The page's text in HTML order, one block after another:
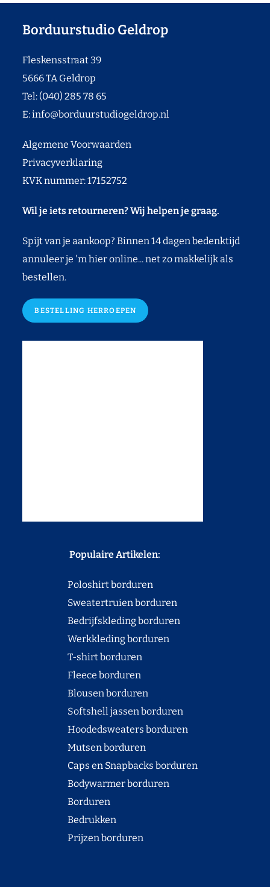
Borduurstudio Geldrop
Fleskensstraat 39
5666 TA Geldrop
Tel: (040) 285 78 65
E:info@borduurstudiogeldrop.nl
Algemene Voorwaarden
Privacyverklaring
KVK nummer: 17152752
Wil je iets retourneren? Wij helpen je graag.
Spijt van je aankoop? Binnen 14 dagen bedenktijd
annuleer je 'm hier online... net zo makkelijk als
bestellen.
BESTELLING HERROEPEN
Populaire Artikelen:
Poloshirt borduren
Sweatertruien borduren
Bedrijfskleding borduren
Werkkleding borduren
T-shirt borduren
Fleece borduren
Blousen borduren
Softshell jassen borduren
Hoodedsweaters borduren
Mutsen borduren
Caps en Snapbacks borduren
Bodywarmer borduren
Borduren
Bedrukken
Prijzen borduren